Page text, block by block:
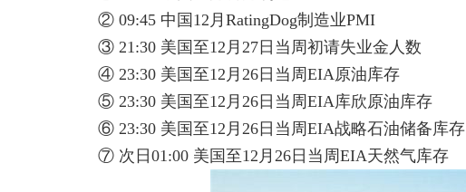
② 09:45 中国12月RatingDog制造业PMI
③ 21:30 美国至12月27日当周初请失业金人数
④ 23:30 美国至12月26日当周EIA原油库存
⑤ 23:30 美国至12月26日当周EIA库欣原油库存
⑥ 23:30 美国至12月26日当周EIA战略石油储备库存
⑦ 次日01:00 美国至12月26日当周EIA天然气库存